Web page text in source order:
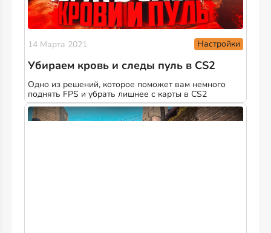
14 Марта 2021 Настройки
Убираем кровь и следы пуль в CS2
Одно из решений, которое поможет вам немного
поднять FPS и убрать лишнее с карты в CS2